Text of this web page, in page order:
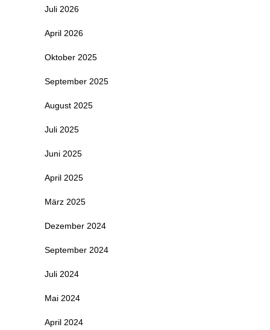
Juli 2026
April 2026
Oktober 2025
September 2025
August 2025
Juli 2025
Juni 2025
April 2025
März 2025
Dezember 2024
September 2024
Juli 2024
Mai 2024
April 2024